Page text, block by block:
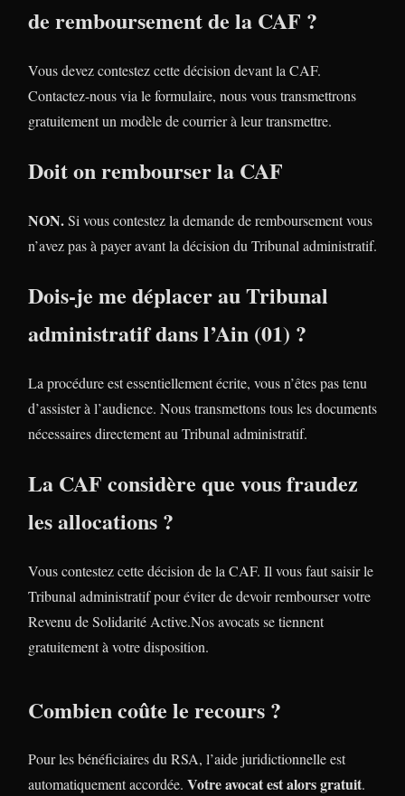
de remboursement de la CAF ?
Vous devez contestez cette décision devant la CAF.
Contactez-nous via le formulaire, nous vous transmettrons
gratuitement un modèle de courrier à leur transmettre.
Doit on rembourser la CAF
NON.Si vous contestez la demande de remboursement vous
n’avez pas à payer avant la décision du Tribunal administratif.
Dois-je me déplacer au Tribunal
administratif dans l’Ain (01) ?
La procédure est essentiellement écrite, vous n’êtes pas tenu
d’assister à l’audience. Nous transmettons tous les documents
nécessaires directement au Tribunal administratif.
La CAF considère que vous fraudez
les allocations ?
Vous contestez cette décision de la CAF. Il vous faut saisir le
Tribunal administratif pour éviter de devoir rembourser votre
Revenu de Solidarité Active.Nos avocats se tiennent
gratuitement à votre disposition.
Combien coûte le recours ?
Pour les bénéficiaires du RSA, l’aide juridictionnelle est
automatiquement accordée. Votre avocat est alors gratuit.